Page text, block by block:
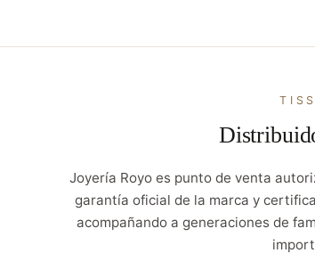
Joyería Royo es punto de venta
garantía oficial de la marca y
acompañando a generaciones de